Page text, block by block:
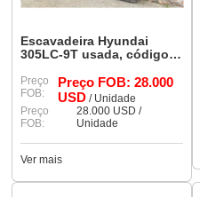
Escavadeira Hyundai
305LC-9T usada, código
com poucas horas de uso.
Preço
FOB:
Preço FOB: 28.000
USD/ Unidade
Preço
FOB:
28.000 USD /
Unidade
Ver mais